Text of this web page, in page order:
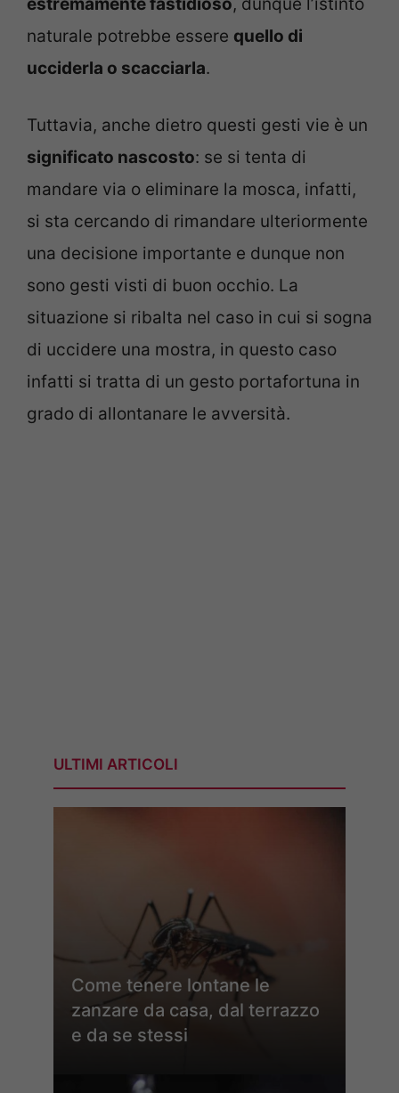
naturale potrebbe essere quello di
ucciderla o scacciarla.
Tuttavia, anche dietro questi gesti vie è un
significato nascosto: se si tenta di
mandare via o eliminare la mosca, infatti,
si sta cercando di rimandare ulteriormente
una decisione importante e dunque non
sono gesti visti di buon occhio. La
situazione si ribalta nel caso in cui si sogna
di uccidere una mostra, in questo caso
infatti si tratta di un gesto portafortuna in
grado di allontanare le avversità.
ULTIMI ARTICOLI
Come tenere lontane le
zanzare da casa, dal terrazzo
e da se stessi